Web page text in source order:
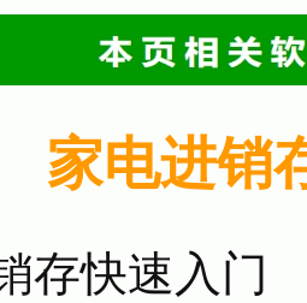
家电进销
存快速入门